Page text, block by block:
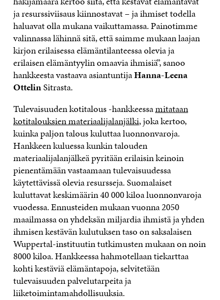
ja resurssiviisaus kiinnostavat – ja ihmiset todella
haluavat olla mukana vaikuttamassa. Painotimme
valinnassa lähinnä sitä, että saimme mukaan laajan
kirjon erilaisessa elämäntilanteessa olevia ja
erilaisen elämäntyylin omaavia ihmisiä”, sanoo
hankkeesta vastaava asiantuntijaHanna-Leena
OttelinSitrasta.
Tulevaisuuden kotitalous -hankkeessamitataan
kotitalouksien materiaalijalanjälki, joka kertoo,
kuinka paljon talous kuluttaa luonnonvaroja.
Hankkeen kuluessa kunkin talouden
materiaalijalanjälkeä pyritään erilaisin keinoin
pienentämään vastaamaan tulevaisuudessa
käytettävissä olevia resursseja. Suomalaiset
kuluttavat keskimäärin 40 000 kiloa luonnonvaroja
vuodessa. Ennusteiden mukaan vuonna 2050
maailmassa on yhdeksän miljardia ihmistä ja yhden
ihmisen kestävän kulutuksen taso on saksalaisen
Wuppertal-instituutin tutkimusten mukaan on noin
8000 kiloa. Hankkeessa hahmotellaan tiekarttaa
kohti kestäviä elämäntapoja, selvitetään
tulevaisuuden palvelutarpeita ja
liiketoimintamahdollisuuksia.